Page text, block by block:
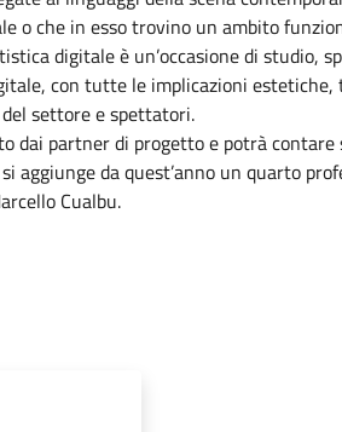
o che in esso trovino un ambito
digitale è un’occasione di studio,
con tutte le implicazioni
settore e spettatori.
dai partner di progetto e potrà
aggiunge da quest’anno un quarto
Cualbu.